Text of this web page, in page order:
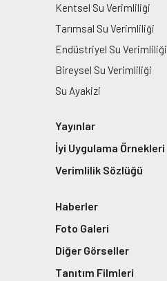
Kentsel Su Verimliliği
Tarımsal Su Verimliliği
Endüstriyel Su Verimliliği
Bireysel Su Verimliliği
Su Ayakizi
Yayınlar
İyi Uygulama Örnekleri
Verimlilik Sözlüğü
Haberler
Foto Galeri
Diğer Görseller
Tanıtım Filmleri